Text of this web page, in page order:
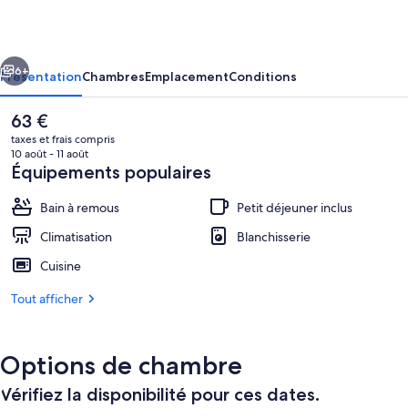
Suivant
6+
PrésentationChambresEmplacementConditions
Le
prix
actuel
est
de
63 €.
63 €
taxes et frais compris
10 août - 11 août
Équipements populaires
Bain à remous
Petit déjeuner inclus
Climatisation
Blanchisserie
Cuisine
Tout afficher
Options de chambre
Vérifiez la disponibilité pour ces dates.